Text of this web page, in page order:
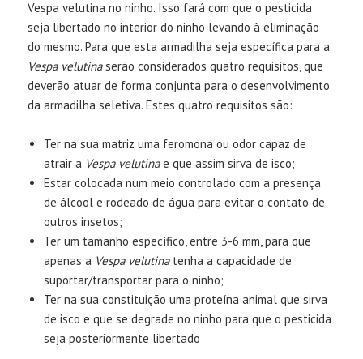
Vespa velutina no ninho. Isso fará com que o pesticida
seja libertado no interior do ninho levando à eliminação
do mesmo. Para que esta armadilha seja específica para a
Vespa velutinaserão considerados quatro requisitos, que
deverão atuar de forma conjunta para o desenvolvimento
da armadilha seletiva. Estes quatro requisitos são:
Ter na sua matriz uma feromona ou odor capaz de
atrair a Vespa velutinae que assim sirva de isco;
Estar colocada num meio controlado com a presença
de álcool e rodeado de água para evitar o contato de
outros insetos;
Ter um tamanho específico, entre 3-6 mm, para que
apenas a Vespa velutinatenha a capacidade de
suportar/transportar para o ninho;
Ter na sua constituição uma proteína animal que sirva
de isco e que se degrade no ninho para que o pesticida
seja posteriormente libertado